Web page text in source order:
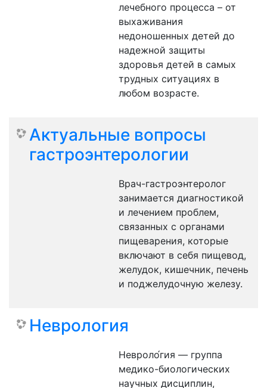
лечебного процесса – от
выхаживания
недоношенных детей до
надежной защиты
здоровья детей в самых
трудных ситуациях в
любом возрасте.
Актуальные вопросы
гастроэнтерологии
Врач-гастроэнтеролог
занимается диагностикой
и лечением проблем,
связанных с органами
пищеварения, которые
включают в себя пищевод,
желудок, кишечник, печень
и поджелудочную железу.
Неврология
Невроло́гия — группа
медико-биологических
научных дисциплин,